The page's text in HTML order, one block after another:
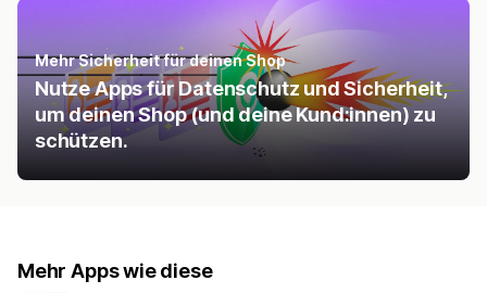
Mehr Sicherheit für deinen Shop
Nutze Apps für Datenschutz und Sicherheit,
um deinen Shop (und deine Kund:innen) zu
schützen.
Mehr Apps wie diese